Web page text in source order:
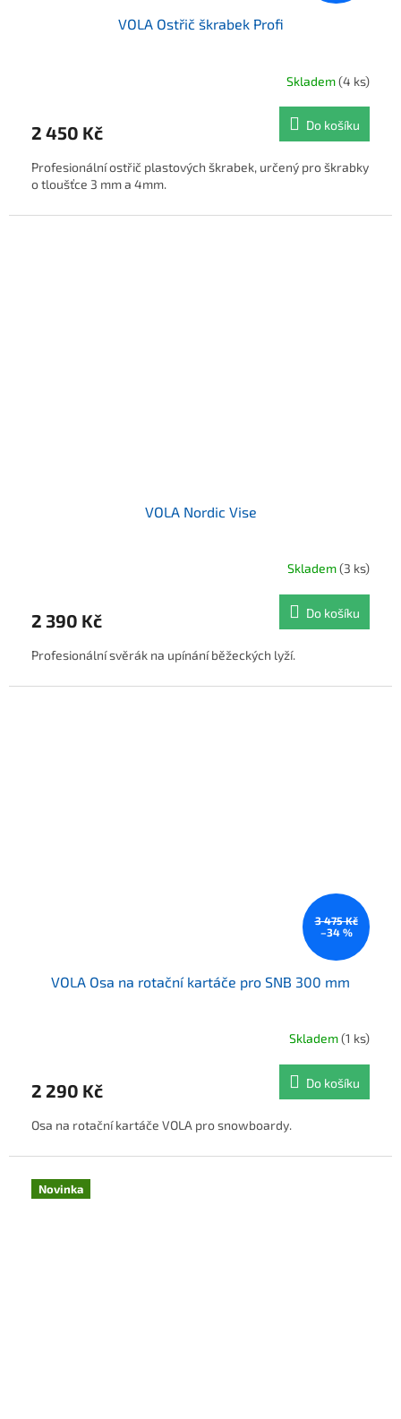
VOLA Ostřič škrabek Profi
Skladem(4 ks)
2 450 Kč Do košíku
Profesionální ostřič plastových škrabek, určený pro škrabky
o tloušťce 3 mm a 4mm.
VOLA Nordic Vise
Skladem(3 ks)
2 390 Kč Do košíku
Profesionální svěrák na upínání běžeckých lyží.
3 475 Kč
–34 %
VOLA Osa na rotační kartáče pro SNB 300 mm
Skladem(1 ks)
2 290 Kč Do košíku
Osa na rotační kartáče VOLA pro snowboardy.
Novinka